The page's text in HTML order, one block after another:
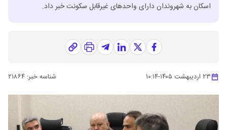
اسکان به شهروندان دارای واحدهای غیرقابل سکونت خبر داد.
۲۳ اردیبهشت ۱۴۰۵ -۱۰:۱۴ شناسه خبر: ۲۱۸۶۴